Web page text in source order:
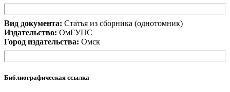
Вид документа: Статья из сборника (однотомник)
Издательство: ОмГУПС
Город издательства: Омск
Библиографическая ссылка